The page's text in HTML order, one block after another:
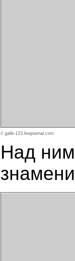
// galik-123.livejournal.com
Над